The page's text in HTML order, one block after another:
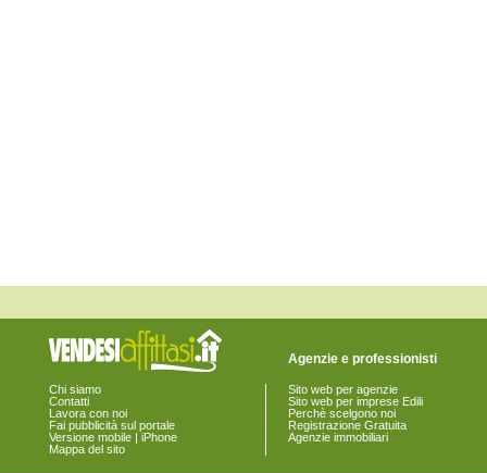
Smerillo
Chi siamo
Contatti
Lavora con noi
Fai pubblicità sul portale
Versione mobile | iPhone
Mappa del sito
Agenzie e professionisti
Sito web per agenzie
Sito web per imprese Edili
Perchè scelgono noi
Registrazione Gratuita
Agenzie immobiliari